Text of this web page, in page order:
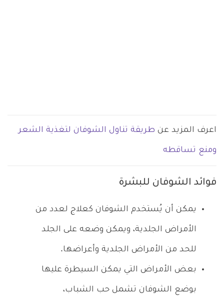
اعرف المزيد عن طريقة تناول الشوفان لتغذية الشعر
ومنع تساقطه
فوائد الشوفان للبشرة
يمكن أن يُستخدم الشوفان كعلاج لعدد من
الأمراض الجلدية، ويمكن وضعه على الجلد
للحد من الأمراض الجلدية وأعراضها.
بعض الأمراض التي يمكن السيطرة عليها
بوضع الشوفان تشمل حب الشباب،